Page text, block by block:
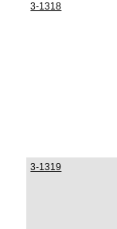
3-1318
3-1319